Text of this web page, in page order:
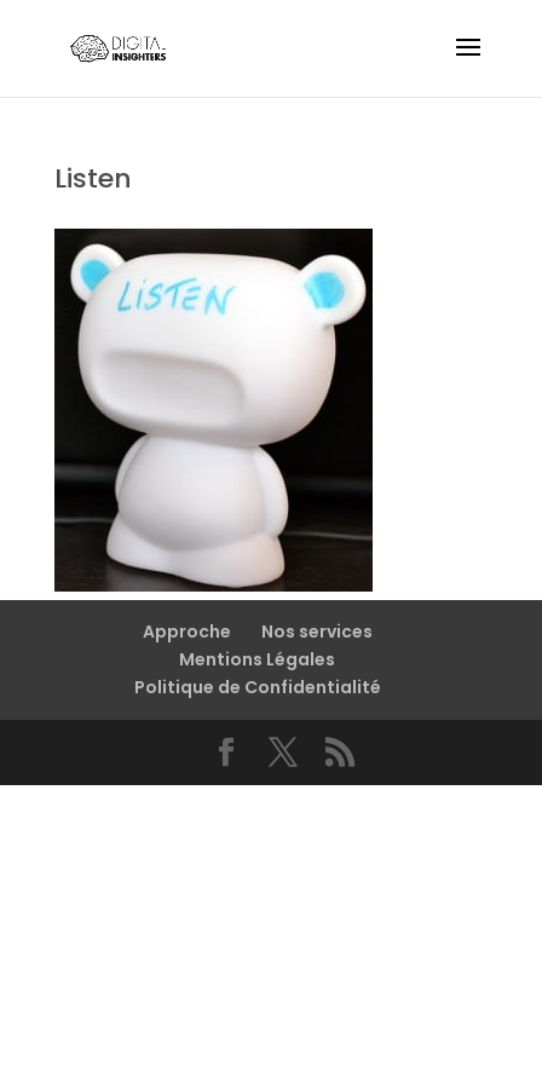
Listen
Approche
Nos services
Mentions Légales
Politique de Confidentialité